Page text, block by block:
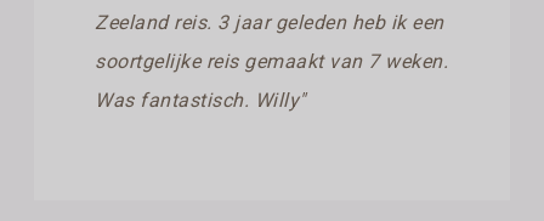
Zeeland reis. 3 jaar geleden heb ik een
soortgelijke reis gemaakt van 7 weken.
Was fantastisch. Willy"